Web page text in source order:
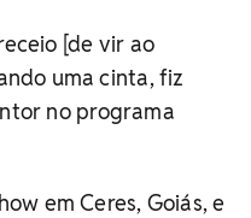
[de vir ao
uma cinta, fiz
no programa
em Ceres, Goiás, e